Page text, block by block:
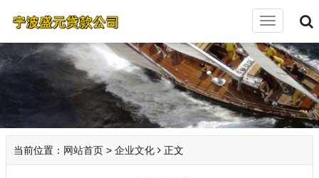
切
导
航
当前位置： 网站首页 > 企业文化 正文